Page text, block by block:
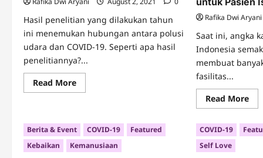
Hasil penelitian yang dilakukan tahun
ini menemukan hubungan antara polusi
udara dan COVID-19. Seperti apa hasil
penelitiannya?...
Read MoreRead
more
Memperparah
COVID-
19.
Benarkah
Rafika Dwi Aryani
Saat ini, angka
Indonesia
membuat
fasilitas...
Read MoreRead
Berita & Event COVID-19
Featured
Kebaikan
Kemanusiaan
COVID-19
Self Love